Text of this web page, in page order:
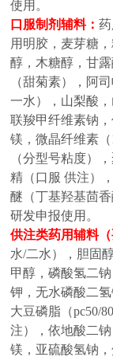
使用。
口服制剂辅料：
用明胶，麦芽糖
醇，木糖醇，甘
（甜菊素），阿
一水），山梨酸
联羧甲纤维素钠
镁，微晶纤维素
（分型号粘度）
精（口服 供注）
醚（丁基羟基茴
研发申报使用。
供注类药用辅料
水/二水），胆固
甲醇，磷酸氢二
钾，无水磷酸二
大豆磷脂（pc50/
注），依地酸二
镁，亚硫酸氢钠